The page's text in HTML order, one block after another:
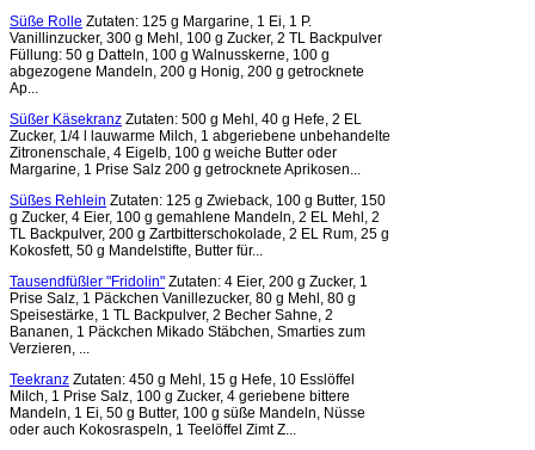
Süße Rolle Zutaten: 125 g Margarine, 1 Ei, 1 P.
Vanillinzucker, 300 g Mehl, 100 g Zucker, 2 TL Backpulver
Füllung: 50 g Datteln, 100 g Walnusskerne, 100 g
abgezogene Mandeln, 200 g Honig, 200 g getrocknete
Ap...
Süßer Käsekranz Zutaten: 500 g Mehl, 40 g Hefe, 2 EL
Zucker, 1/4 l lauwarme Milch, 1 abgeriebene unbehandelte
Zitronenschale, 4 Eigelb, 100 g weiche Butter oder
Margarine, 1 Prise Salz 200 g getrocknete Aprikosen...
Süßes Rehlein Zutaten: 125 g Zwieback, 100 g Butter, 150
g Zucker, 4 Eier, 100 g gemahlene Mandeln, 2 EL Mehl, 2
TL Backpulver, 200 g Zartbitterschokolade, 2 EL Rum, 25 g
Kokosfett, 50 g Mandelstifte, Butter für...
Tausendfüßler "Fridolin" Zutaten: 4 Eier, 200 g Zucker, 1
Prise Salz, 1 Päckchen Vanillezucker, 80 g Mehl, 80 g
Speisestärke, 1 TL Backpulver, 2 Becher Sahne, 2
Bananen, 1 Päckchen Mikado Stäbchen, Smarties zum
Verzieren, ...
Teekranz Zutaten: 450 g Mehl, 15 g Hefe, 10 Esslöffel
Milch, 1 Prise Salz, 100 g Zucker, 4 geriebene bittere
Mandeln, 1 Ei, 50 g Butter, 100 g süße Mandeln, Nüsse
oder auch Kokosraspeln, 1 Teelöffel Zimt Z...